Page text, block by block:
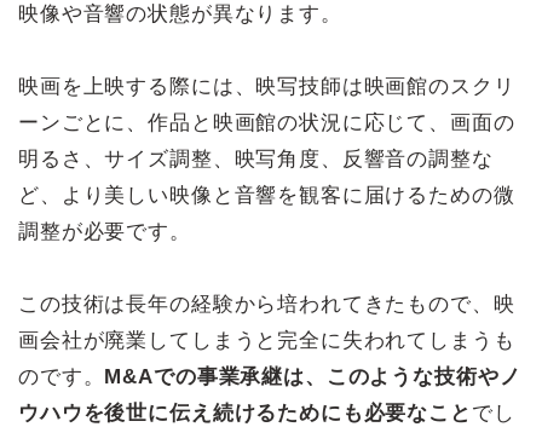
映像や音響の状態が異なります。
映画を上映する際には、映写技師は映画館のスクリ
ーンごとに、作品と映画館の状況に応じて、画面の
明るさ、サイズ調整、映写角度、反響音の調整な
ど、より美しい映像と音響を観客に届けるための微
調整が必要です。
この技術は長年の経験から培われてきたもので、映
画会社が廃業してしまうと完全に失われてしまうも
のです。 M&Aでの事業承継は、このような技術やノ
ウハウを後世に伝え続けるためにも必要なこと でし